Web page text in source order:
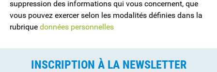
suppression des informations qui vous concernent, que
vous pouvez exercer selon les modalités définies dans la
rubrique données personnelles
INSCRIPTION À LA NEWSLETTER